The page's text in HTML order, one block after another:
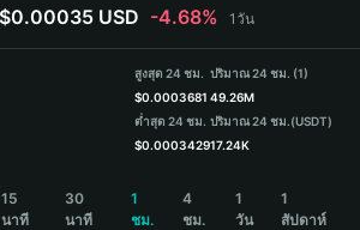
USD -4.68% 1วัน
สูงสุด 24 ชม.
$0.0003681
ต่ำสุด 24 ชม.
$0.0003429
ปริมาณ 24 ชม. (1)
49.26M
ปริมาณ 24 ชม.(USDT)
17.24K
15
นาที
30
นาที
1
ชม.
4
ชม.
1
วัน
1
สัปดาห์